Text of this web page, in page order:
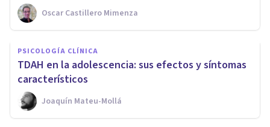
Oscar Castillero Mimenza
PSICOLOGÍA CLÍNICA
TDAH en la adolescencia: sus efectos y síntomas
característicos
Joaquín Mateu-Mollá